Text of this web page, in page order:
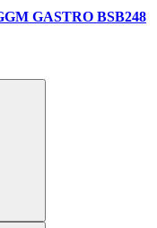
GASTRO BSB248